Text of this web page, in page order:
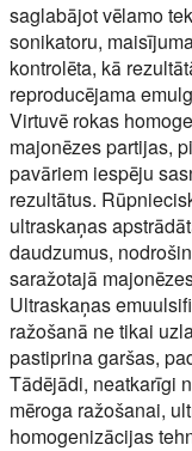
saglabājot vēlamo
sonikatoru,
kontrolēta, kā
reproducējama
Virtuvē rokas
majonēzes partijas,
pavāriem iespēju
rezultātus.
ultraskaņas
daudzumus,
saražotajā
Ultraskaņas
ražošanā ne tikai
pastiprina garšas,
Tādējādi, neatkarīgi
mēroga ražošanai,
homogenizācijas